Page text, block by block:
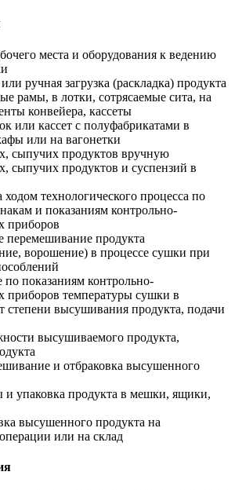
места и оборудования к ведению
ручная загрузка (раскладка) продукта
рамы, в лотки, сотрясаемые сита, на
конвейера, кассеты
или кассет с полуфабрикатами в
или на вагонетки
сыпучих продуктов вручную
сыпучих продуктов и суспензий в
технологического процесса по
и показаниям контрольно-
приборов
перемешивание продукта
ворошение) в процессе сушки при
по показаниям контрольно-
приборов температуры сушки в
степени высушивания продукта, подачи
высушиваемого продукта,
и отбраковка высушенного
и упаковка продукта в мешки, ящики,
высушенного продукта на
или на склад